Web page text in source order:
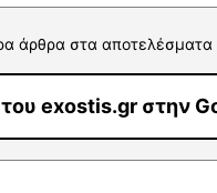
άρθρα στα αποτελέσματα
exostis.gr στην